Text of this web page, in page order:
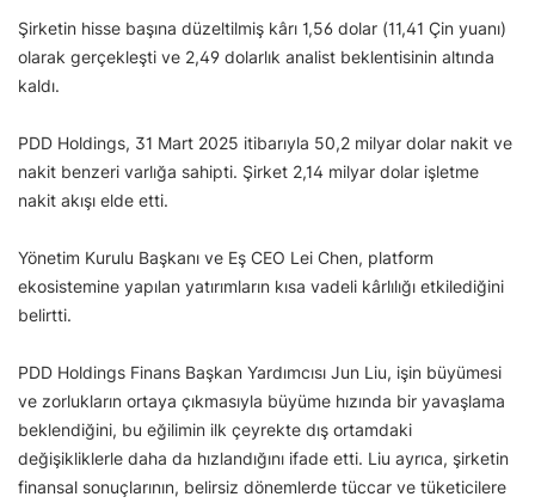
Şirketin hisse başına düzeltilmiş kârı 1,56 dolar (11,41 Çin yuanı)
olarak gerçekleşti ve 2,49 dolarlık analist beklentisinin altında
kaldı.
PDD Holdings, 31 Mart 2025 itibarıyla 50,2 milyar dolar nakit ve
nakit benzeri varlığa sahipti. Şirket 2,14 milyar dolar işletme
nakit akışı elde etti.
Yönetim Kurulu Başkanı ve Eş CEO Lei Chen, platform
ekosistemine yapılan yatırımların kısa vadeli kârlılığı etkilediğini
belirtti.
PDD Holdings Finans Başkan Yardımcısı Jun Liu, işin büyümesi
ve zorlukların ortaya çıkmasıyla büyüme hızında bir yavaşlama
beklendiğini, bu eğilimin ilk çeyrekte dış ortamdaki
değişikliklerle daha da hızlandığını ifade etti. Liu ayrıca, şirketin
finansal sonuçlarının, belirsiz dönemlerde tüccar ve tüketicilere